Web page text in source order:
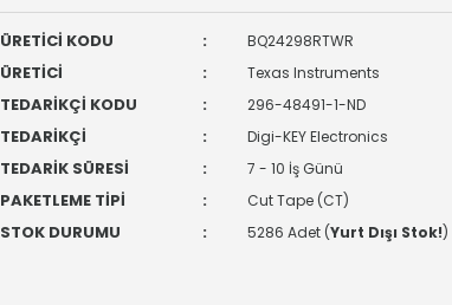
ÜRETİCİ KODU : BQ24298RTWR
ÜRETİCİ : Texas Instruments
TEDARİKÇİ KODU : 296-48491-1-ND
TEDARİKÇİ : Digi-KEY Electronics
TEDARİK SÜRESİ : 7 - 10 İş Günü
PAKETLEME TİPİ : Cut Tape (CT)
STOK DURUMU : 5286 Adet (Yurt Dışı Stok!)